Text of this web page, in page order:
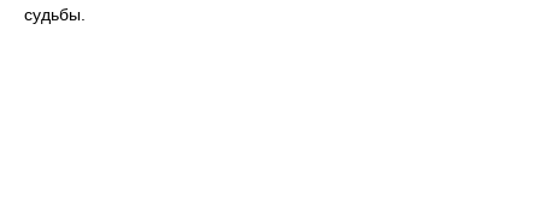
судьбы.